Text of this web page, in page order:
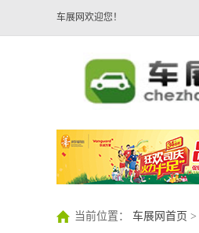
车展网欢迎您！
当前位置： 车展网首页 >